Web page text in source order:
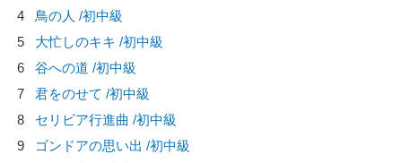
4
鳥の人 /初中級
5
大忙しのキキ /初中級
6
谷への道 /初中級
7
君をのせて /初中級
8
セリビア行進曲 /初中級
9
ゴンドアの思い出 /初中級